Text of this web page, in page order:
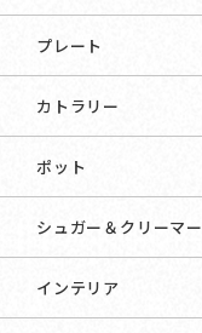
プレート
カトラリー
ポット
シュガー＆クリーマー
インテリア